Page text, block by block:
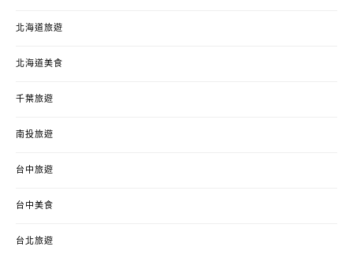
北海道旅遊
北海道美食
千葉旅遊
南投旅遊
台中旅遊
台中美食
台北旅遊